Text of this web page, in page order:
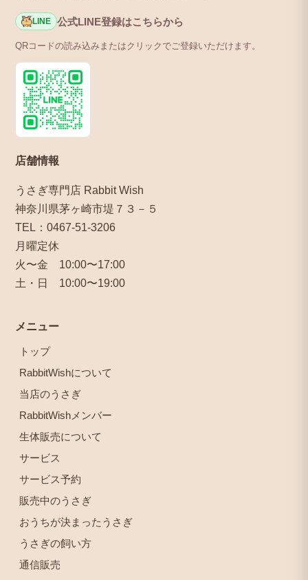
LINE 公式LINE登録はこちらから
QRコードの読み込みまたはクリックでご登録いただけます。
店舗情報
うさぎ専門店 Rabbit Wish
神奈川県茅ヶ崎市堤７３－５
TEL：0467-51-3206
月曜定休
火〜金 10:00〜17:00
土・日 10:00〜19:00
メニュー
トップ
RabbitWishについて
当店のうさぎ
RabbitWishメンバー
生体販売について
サービス
サービス予約
販売中のうさぎ
おうちが決まったうさぎ
うさぎの飼い方
通信販売